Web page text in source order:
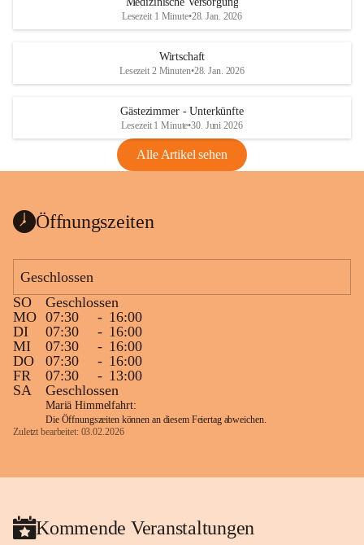
Lesezeit 1 Minute•28. Jan. 2026
Wirtschaft
Lesezeit 2 Minuten•28. Jan. 2026
Gästezimmer - Unterkünfte
Lesezeit 1 Minute•30. Juni 2026
Alle Artikel sehen
Öffnungszeiten
Geschlossen
SO
Geschlossen
MO 07:30 - 16:00
DI
07:30 - 16:00
MI
07:30 - 16:00
DO
07:30 - 16:00
FR
07:30 - 13:00
SA
Geschlossen
Mariä Himmelfahrt:
Die Öffnungszeiten können an diesem Feiertag abweichen.
Zuletzt bearbeitet: 03.02.2026
Kommende Veranstaltungen